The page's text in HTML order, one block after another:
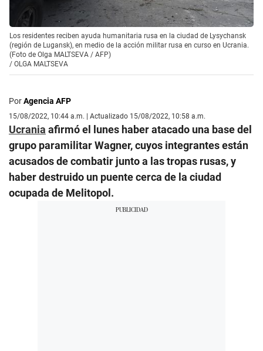
Los residentes reciben ayuda humanitaria rusa en la ciudad de Lysychansk
(región de Lugansk), en medio de la acción militar rusa en curso en Ucrania.
(Foto de Olga MALTSEVA / AFP)
/ OLGA MALTSEVA
PorAgencia AFP
15/08/2022, 10:44 a.m. | Actualizado 15/08/2022, 10:58 a.m.
Ucrania afirmó el lunes haber atacado una base del
grupo paramilitar Wagner, cuyos integrantes están
acusados de combatir junto a las tropas rusas, y
haber destruido un puente cerca de la ciudad
ocupada de Melitopol.